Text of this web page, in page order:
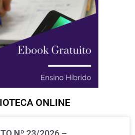
ONLINE